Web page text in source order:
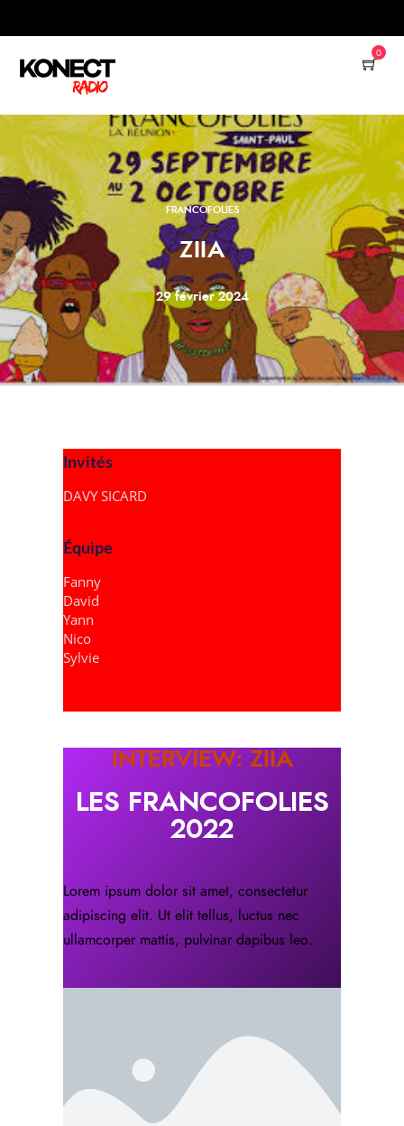
0
FRANCOFOLIES
ZIIA
29 février 2024
Invités
DAVY SICARD
Équipe
Fanny
David
Yann
Nico
Sylvie
INTERVIEW: ZIIA
LES FRANCOFOLIES
2022
Lorem ipsum dolor sit amet, consectetur
adipiscing elit. Ut elit tellus, luctus nec
ullamcorper mattis, pulvinar dapibus leo.